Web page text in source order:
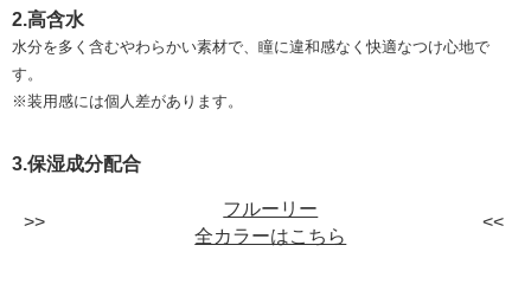
2.高含水
水分を多く含むやわらかい素材で、瞳に違和感なく快適なつけ心地で
す。
※装用感には個人差があります。
3.保湿成分配合
フルーリー
全カラーはこちら